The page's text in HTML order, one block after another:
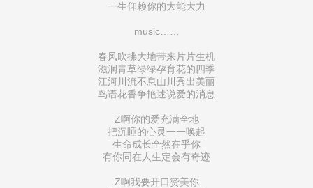
一生仰赖你的大能大力
music……
春风吹拂大地带来片片生机
滋润青草绿绿孕育花的四季
江河川流不息山川秀出美丽
鸟语花香争艳述说爱的消息
Z啊你的爱充满全地
把沉睡的心灵一一唤起
生命成长全然在乎你
有你同在人生定会有奇迹
Z啊我要开口赞美你